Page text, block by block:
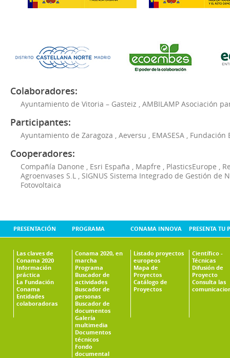
Colaboradores:
Ayuntamiento de Vitoria – Gasteiz , AMBILAMP Asociación
Participantes:
Ayuntamiento de Zaragoza , Aeversu , EMASESA , Fundación
Cooperadores:
Compañía Danone , Esri España , Mapfre , PlasticsEurope ,
Agroenvases S.L , SIGNUS Sistema Integrado de Gestión de
Fotovoltaica
PRESENTACIÓN
Las claves de
Conama 2020
Información
práctica
La Fundación
Conama
Entidades
colaboradoras
PROGRAMA
Conama 2020, en
marcha
Programa
Buscador de
actividades
Buscador de
personas
Buscador de
documentos
Galería
multimedia
Documentos
técnicos
Fondo
documental
CONAMA INNOVA
Listado proyectos
europeos
Mapa de
Proyectos
Catálogo de
Proyectos
PRESENTA TU
Científico -
Técnicas
Difusión de
Proyecto
Consulta las